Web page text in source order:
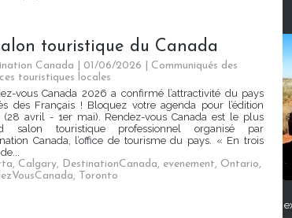
touristique du Canada
Canada | 01/06/2026
Communiqués des
touristiques locales
vous Canada 2026 a confirmé l’attractivité du pays
des Français ! Bloquez votre agenda pour l’édition
(28 avril - 1er mai). Rendez-vous Canada est le plus
salon touristique professionnel organisé par
Canada, l’office de tourisme du pays. « En trois
, Calgary, DestinationCanada, evenement, Ontario,
, Toronto